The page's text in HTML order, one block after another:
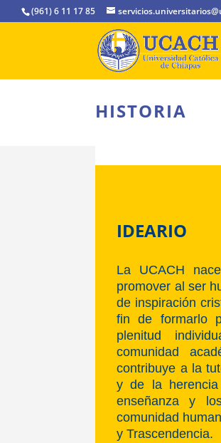
(961) 6 11 17 85
HISTORIA
IDEARIO
La UCACH
promover al ser
de inspiración
fin de formarlo
plenitud
comunidad
contribuye a la
y de la herencia
enseñanza y
comunidad
y Trascendencia.